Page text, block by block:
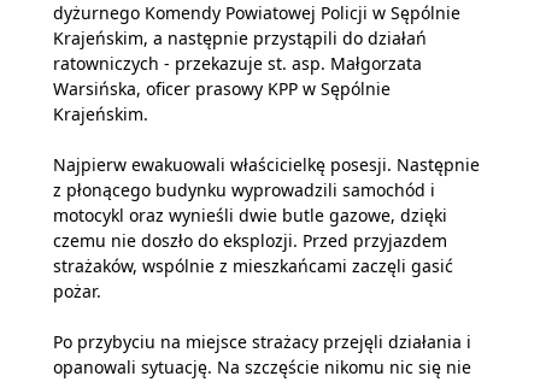
dyżurnego Komendy Powiatowej Policji w Sępólnie
Krajeńskim, a następnie przystąpili do działań
ratowniczych - przekazuje st. asp. Małgorzata
Warsińska, oficer prasowy KPP w Sępólnie
Krajeńskim.
Najpierw ewakuowali właścicielkę posesji. Następnie
z płonącego budynku wyprowadzili samochód i
motocykl oraz wynieśli dwie butle gazowe, dzięki
czemu nie doszło do eksplozji. Przed przyjazdem
strażaków, wspólnie z mieszkańcami zaczęli gasić
pożar.
Po przybyciu na miejsce strażacy przejęli działania i
opanowali sytuację. Na szczęście nikomu nic się nie